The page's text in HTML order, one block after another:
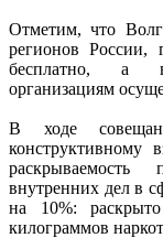
Отметим, что
регионов России,
бесплатно, а
организациям
В ходе
конструктивному
раскрываемость
внутренних дел в
на 10%:
килограммов